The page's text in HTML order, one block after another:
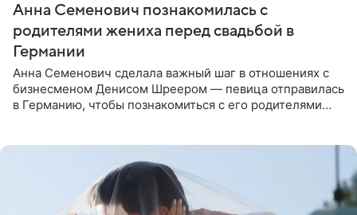
Анна Семенович познакомилась с
родителями жениха перед свадьбой в
Германии
Анна Семенович сделала важный шаг в отношениях с
бизнесменом Денисом Шреером — певица отправилась
в Германию, чтобы познакомиться с его родителями